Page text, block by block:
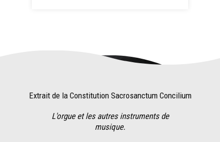
Extrait de la Constitution Sacrosanctum Concilium
L'orgue et les autres instruments de
musique.